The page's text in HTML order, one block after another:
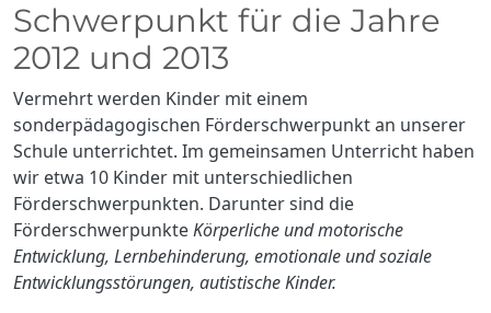
Schwerpunkt für die Jahre
2012 und 2013
Vermehrt werden Kinder mit einem
sonderpädagogischen Förderschwerpunkt an unserer
Schule unterrichtet. Im gemeinsamen Unterricht haben
wir etwa 10 Kinder mit unterschiedlichen
Förderschwerpunkten. Darunter sind die
FörderschwerpunkteKörperliche und motorische
Entwicklung, Lernbehinderung, emotionale und soziale
Entwicklungsstörungen, autistische Kinder.